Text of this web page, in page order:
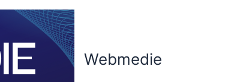
Webmedie